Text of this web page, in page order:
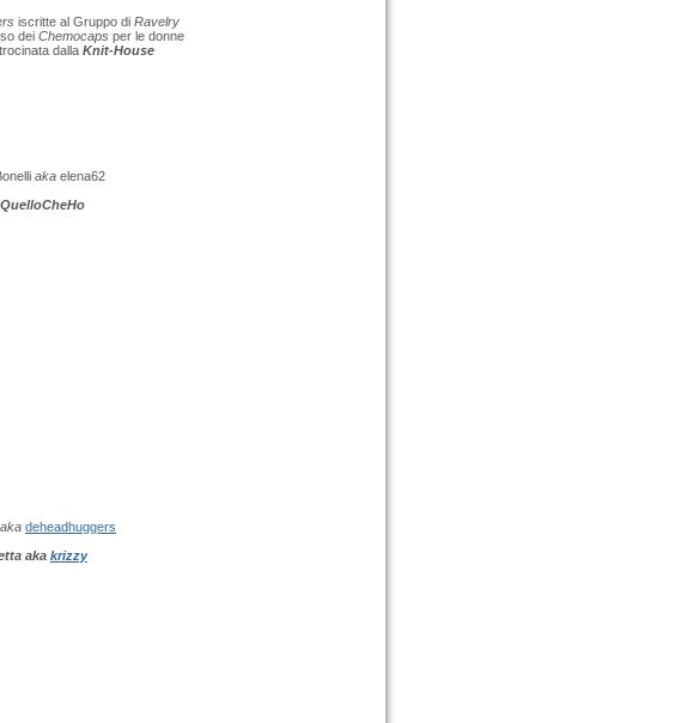
iscritte al Gruppo di Ravelry
dei Chemocaps per le donne
dalla Knit-House
aka elena62
aka deheadhuggers
aka krizzy